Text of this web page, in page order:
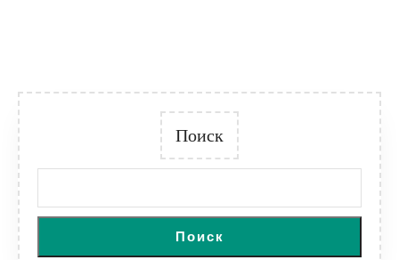
Поиск
Поиск